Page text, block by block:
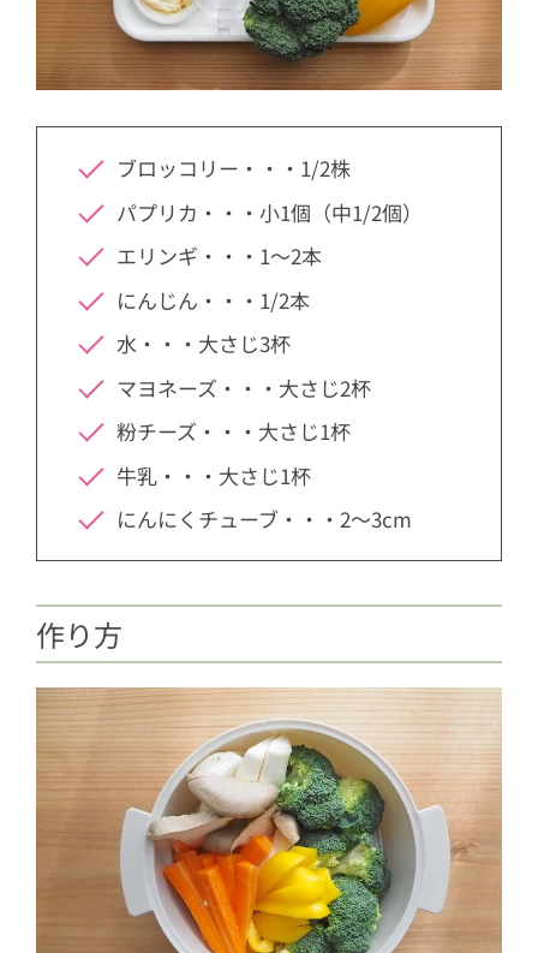
ブロッコリー・・・1/2株
パプリカ・・・小1個（中1/2個）
エリンギ・・・1〜2本
にんじん・・・1/2本
水・・・大さじ3杯
マヨネーズ・・・大さじ2杯
粉チーズ・・・大さじ1杯
牛乳・・・大さじ1杯
にんにくチューブ・・・2〜3cm
作り方